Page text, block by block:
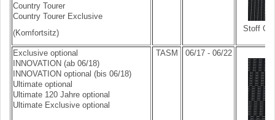
Country Tourer
Country Tourer Exclusive
(Komfortsitz)
Stoff
Exclusive optional
INNOVATION (ab 06/18)
INNOVATION optional (bis 06/18)
Ultimate optional
Ultimate 120 Jahre optional
Ultimate Exclusive optional
TASM 06/17 - 06/22